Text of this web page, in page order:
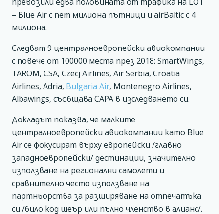
превозили едва половината от трафика на LOT
– Blue Air с пет милиона пътници и airBaltic с 4
милиона.
Следват 9 централноевропейски авиокомпании
с повече от 100000 места през 2018: SmartWings,
TAROM, CSA, Czecj Airlines, Air Serbia, Croatia
Airlines, Adria, Bulgaria Air, Montenegro Airlines,
Albawings, съобщава CAPA в изследването си.
Докладът показва, че малките
централноевропейски авиокомпании като Blue
Air се фокусират върху европейски /главно
западноевропейски/ дестинации, значително
използване на регионални самолети и
сравнително често използване на
партньорства за разширяване на отпечатъка
си /било код шеър или пълно членство в алианс/.